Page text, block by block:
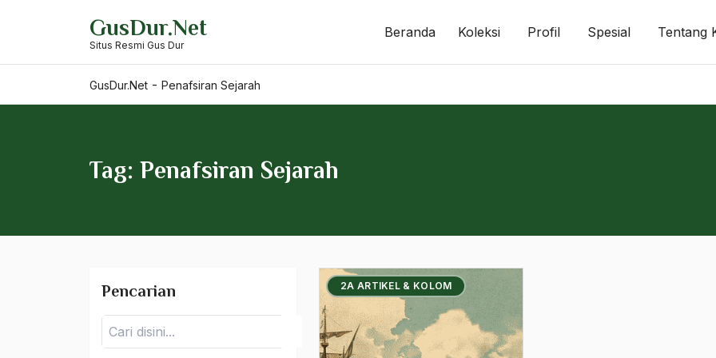
GusDur.Net
Situs Resmi Gus Dur
Beranda Koleksi Profil Spesial Tentang
GusDur.Net - Penafsiran Sejarah
Tag: Penafsiran Sejarah
2A ARTIKEL & KOLOM
Pencarian
Pencarian
pemberantasan
kemiskinan
pemberontakan massal
Pemerintah Pendudukan
Jepang
Pemerintah Transisional